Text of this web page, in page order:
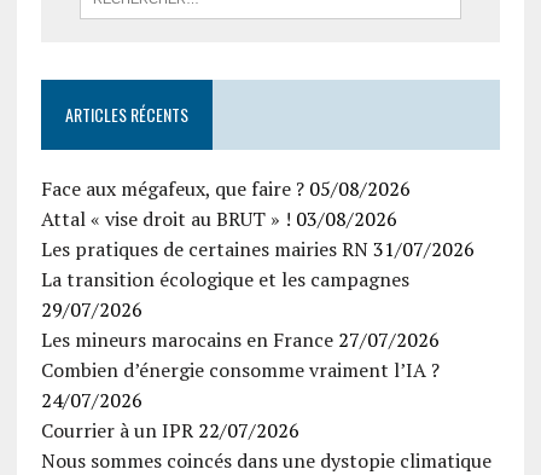
ARTICLES RÉCENTS
Face aux mégafeux, que faire ? 05/08/2026
Attal « vise droit au BRUT » ! 03/08/2026
Les pratiques de certaines mairies RN 31/07/2026
La transition écologique et les campagnes
29/07/2026
Les mineurs marocains en France 27/07/2026
Combien d’énergie consomme vraiment l’IA ?
24/07/2026
Courrier à un IPR 22/07/2026
Nous sommes coincés dans une dystopie climatique